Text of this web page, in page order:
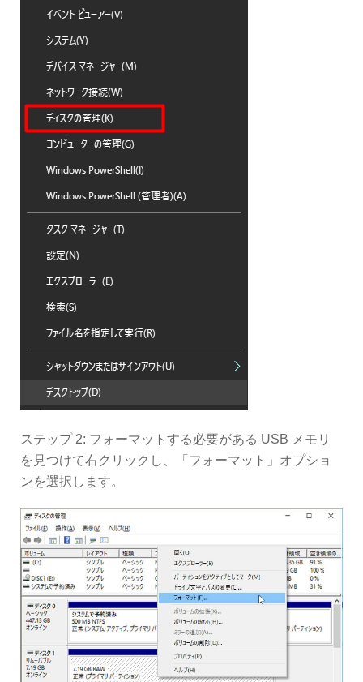
ステップ 2: フォーマットする必要がある USB メモリ
を見つけて右クリックし、「フォーマット」オプショ
ンを選択します。